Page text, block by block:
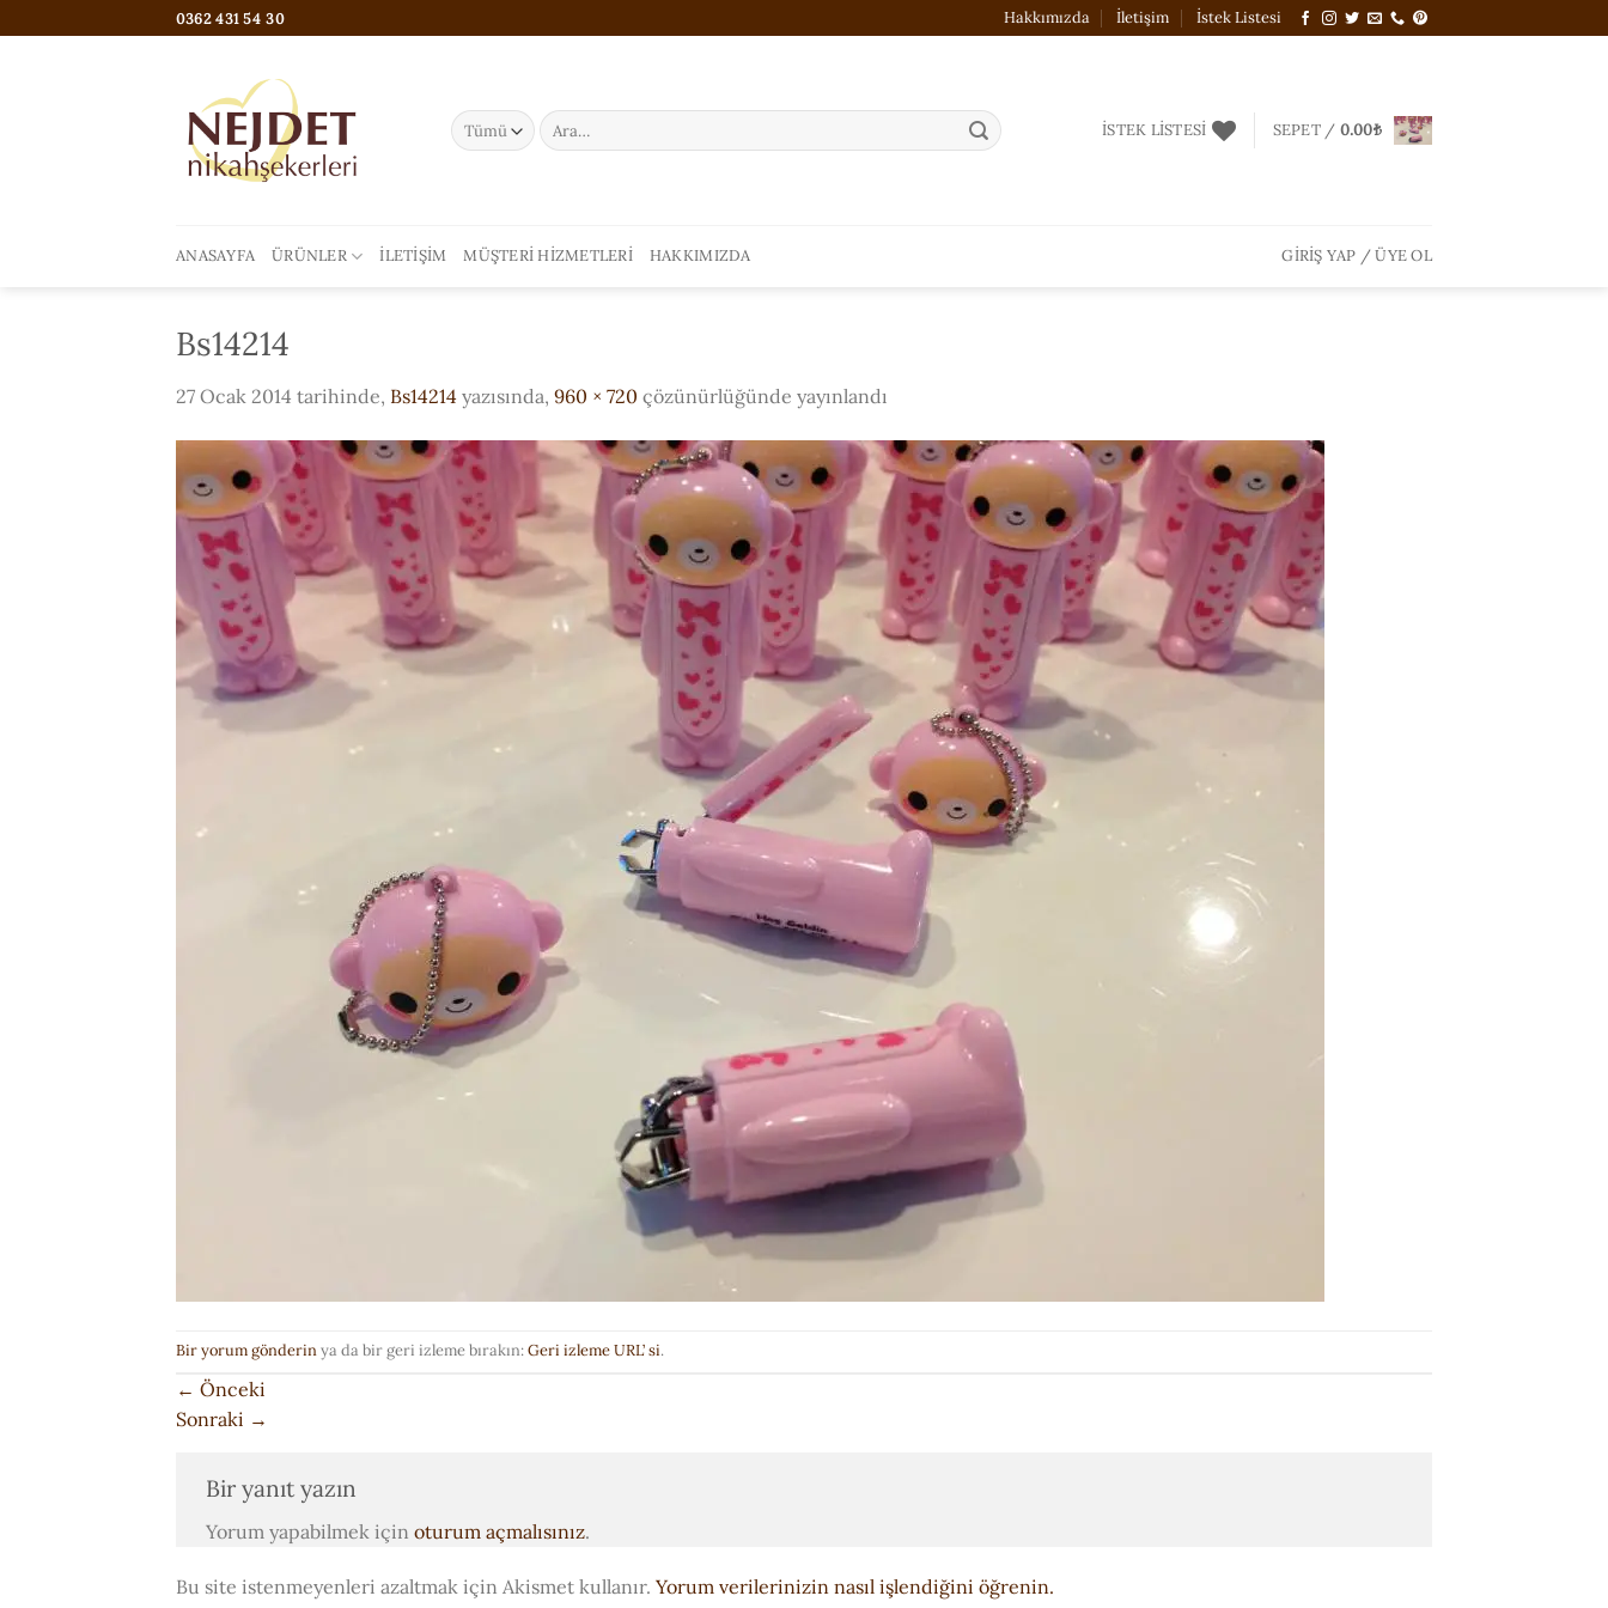
atla
0362 431 54 30 Hakkımızda İletişim İstek Listesi
Ara: İSTEK LISTESI SEPET / 0.00₺
ANASAYFA ÜRÜNLER İLETIŞIM MÜŞTERI HIZMETLERI HAKKIMIZDA GIRIŞ YAP / ÜYE OL
Bs14214
27 Ocak 2014 tarihinde, Bs14214 yazısında, 960 × 720 çözünürlüğünde yayınlandı
Bir yorum gönderinya da bir geri izleme bırakın:Geri izleme URL’ si.
← Önceki
Sonraki →
Bir yanıt yazın
Yorum yapabilmek için oturum açmalısınız.
Bu site istenmeyenleri azaltmak için Akismet kullanır. Yorum verilerinizin nasıl işlendiğini öğrenin.